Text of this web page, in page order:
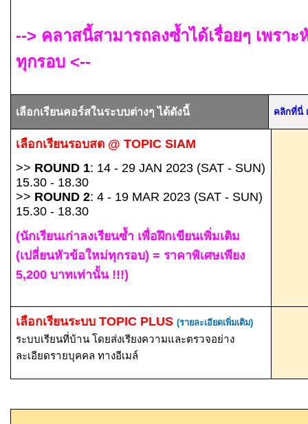
--> คลาสนี้สามารถลงซ้ำได้เรื่อยๆ เพรา
ทุกรอบ <--
เลือกเรียนคอร์สในระบบต่างๆ ได้ดังนี้ คลิกที่นี่
เลือกเรียนรอบสด @ TOPIC SIAM
>> ROUND 1: 14 - 29 JAN 2023 (SAT - SUN)
15.30 - 18.30
>> ROUND 2: 4 - 19 MAR 2023 (SAT - SUN)
15.30 - 18.30
(นักเรียนเก่าลงเรียนซ้ำ เพื่อฝึกเขียนเพิ่มเติม
(เปลี่ยนหัวข้อใหม่ทุกรอบ) = ราคาพิเศษเพียง
5,200 บาทเท่านั้น !!!)
เลือกเรียนระบบTOPIC PLUS (รายละเอียดเพิ่มเติม)
ระบบเรียนที่บ้าน โดยส่งเรียงความและตรวจอย่าง
ละเอียดรายบุคคล ทางอีเมล์